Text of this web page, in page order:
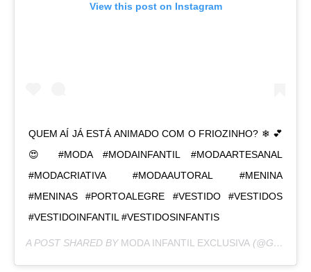
View this post on Instagram
QUEM AÍ JÁ ESTÁ ANIMADO COM O FRIOZINHO? ❄ 💕
😍 #MODA #MODAINFANTIL #MODAARTESANAL
#MODACRIATIVA #MODAAUTORAL #MENINA
#MENINAS #PORTOALEGRE #VESTIDO #VESTIDOS
#VESTIDOINFANTIL #VESTIDOSINFANTIS
A POST SHARED BY MODA INFANTIL EXCLUSIVA (@GIOVANAPEGORERMODAINFANTIL) ON